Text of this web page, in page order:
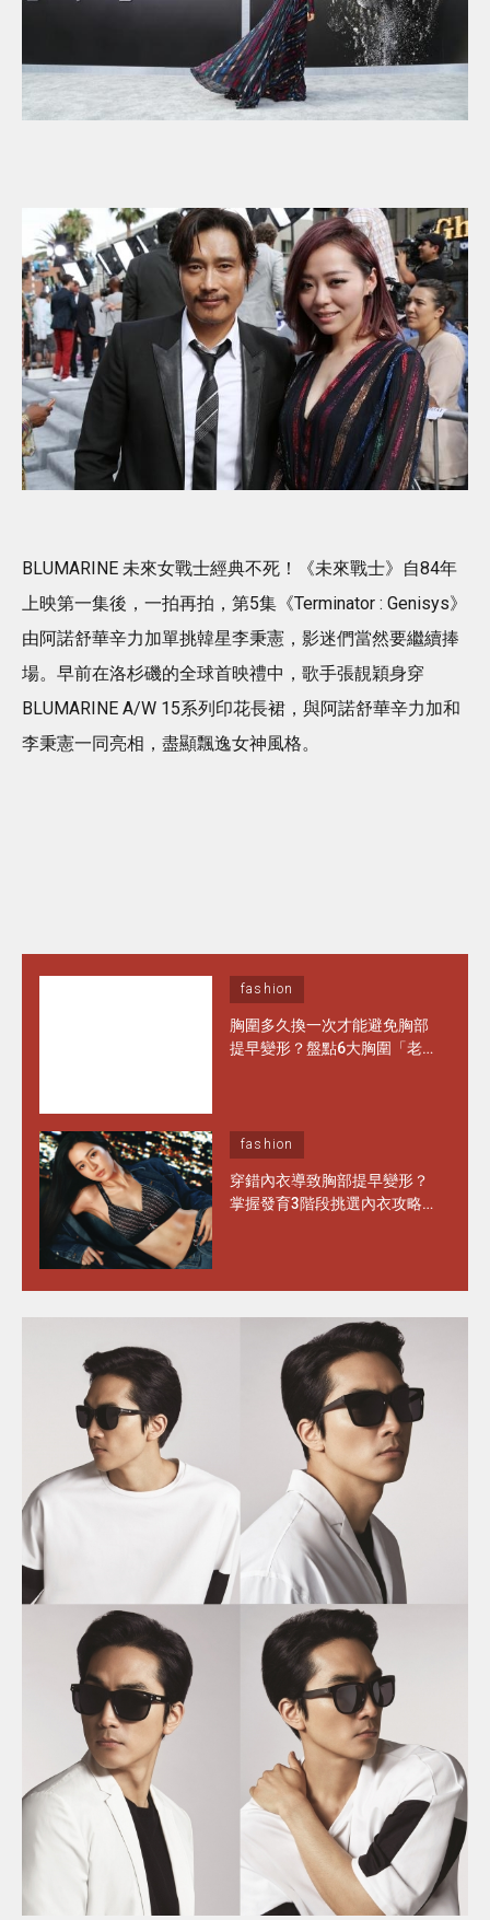
BLUMARINE 未來女戰士經典不死！《未來戰士》自84年
上映第一集後，一拍再拍，第5集《Terminator : Genisys》
由阿諾舒華辛力加單挑韓星李秉憲，影迷們當然要繼續捧
場。早前在洛杉磯的全球首映禮中，歌手張靚穎身穿
BLUMARINE A/W 15系列印花長裙，與阿諾舒華辛力加和
李秉憲一同亮相，盡顯飄逸女神風格。
fashion
胸圍多久換一次才能避免胸部
提早變形？盤點6大胸圍「老
fashion
穿錯內衣導致胸部提早變形？
掌握發育3階段挑選內衣攻略